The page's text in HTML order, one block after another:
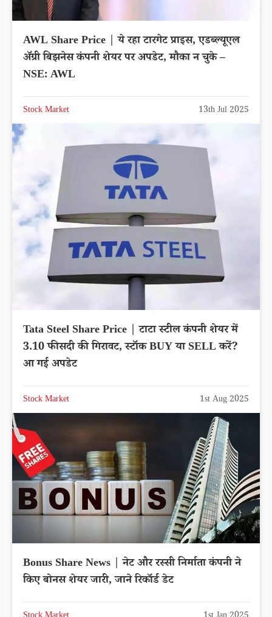
AWL Share Price | ये रहा टारगेट प्राइस, एडब्ल्यूएल
अ‍ॅग्री बिझनेस कंपनी शेयर पर अपडेट, मौका न चुके –
NSE: AWL
Stock Market 13th Jul 2025
Tata Steel Share Price | टाटा स्टील कंपनी शेयर में
3.10 फीसदी की गिरावट, स्टॉक BUY या SELL करें?
आ गई अपडेट
Stock Market 1st Aug 2025
Bonus Share News | नेट और रस्सी निर्माता कंपनी ने
किए बोनस शेयर जारी, जाने रिकॉर्ड डेट